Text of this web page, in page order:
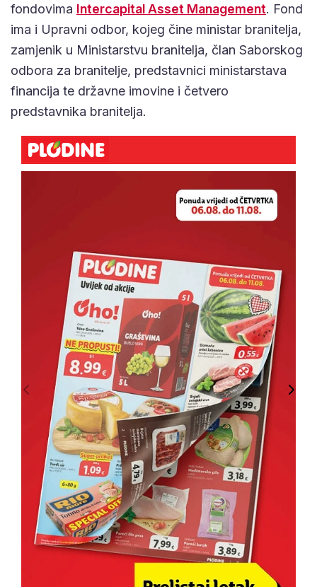
fondovima Intercapital Asset Management. Fond
ima i Upravni odbor, kojeg čine ministar branitelja,
zamjenik u Ministarstvu branitelja, član Saborskog
odbora za branitelje, predstavnici ministarstava
financija te državne imovine i četvero
predstavnika branitelja.